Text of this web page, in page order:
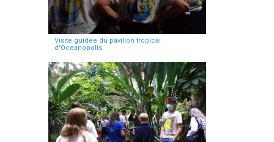
Visite guidée du pavillon tropical
d'Oceanopolis